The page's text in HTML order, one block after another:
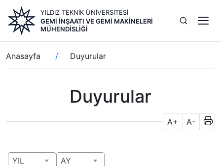
içeriğe
atla
YILDIZ TEKNİK ÜNİVERSİTESİ
GEMI İNŞAATI VE GEMI MAKINELERI
MÜHENDISLIĞI
Sayfa
yolu
Anasayfa Duyurular
Duyurular
A+ A-
YIL AY